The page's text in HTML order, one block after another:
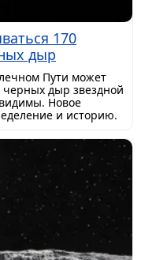
170
дыр
Пути может
черных дыр звездной
Новое
и историю.